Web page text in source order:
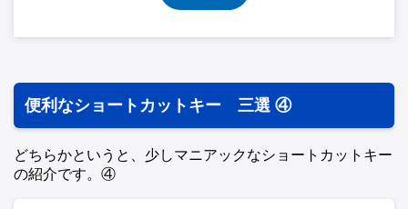
便利なショートカットキー 三選 ④
どちらかというと、少しマニアックなショートカットキー
の紹介です。④